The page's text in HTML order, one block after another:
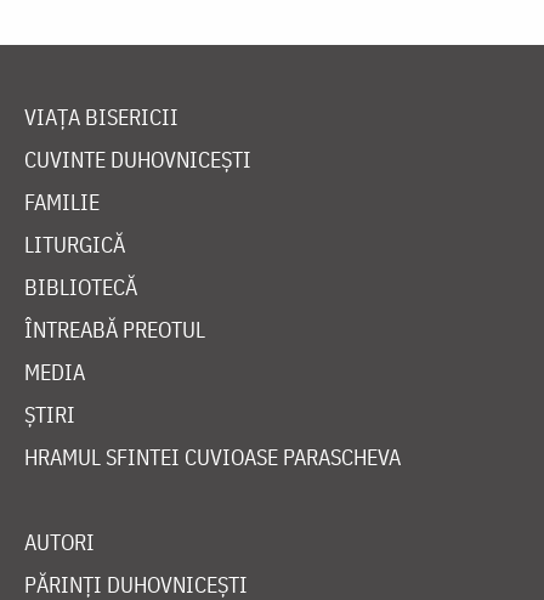
VIAȚA BISERICII
CUVINTE DUHOVNICEȘTI
FAMILIE
LITURGICĂ
BIBLIOTECĂ
ÎNTREABĂ PREOTUL
MEDIA
ȘTIRI
HRAMUL SFINTEI CUVIOASE PARASCHEVA
AUTORI
PĂRINȚI DUHOVNICEȘTI